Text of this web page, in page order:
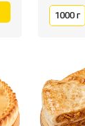
1000 г